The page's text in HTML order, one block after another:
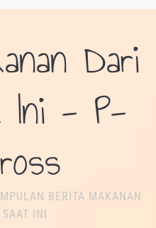
Dari
Ini - P-
BERITA MAKANAN
INI